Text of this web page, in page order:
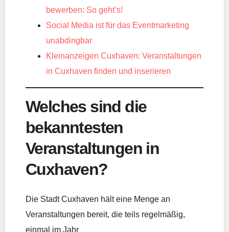
bewerben: So geht’s!
Social Media ist für das Eventmarketing
unabdingbar
Kleinanzeigen Cuxhaven: Veranstaltungen
in Cuxhaven finden und inserieren
Welches sind die
bekanntesten
Veranstaltungen in
Cuxhaven?
Die Stadt Cuxhaven hält eine Menge an
Veranstaltungen bereit, die teils regelmäßig,
einmal im Jahr